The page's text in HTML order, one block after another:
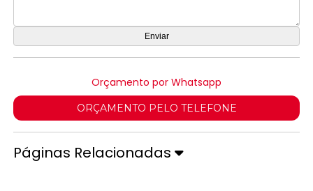
Orçamento por Whatsapp
ORÇAMENTO PELO TELEFONE
Páginas Relacionadas